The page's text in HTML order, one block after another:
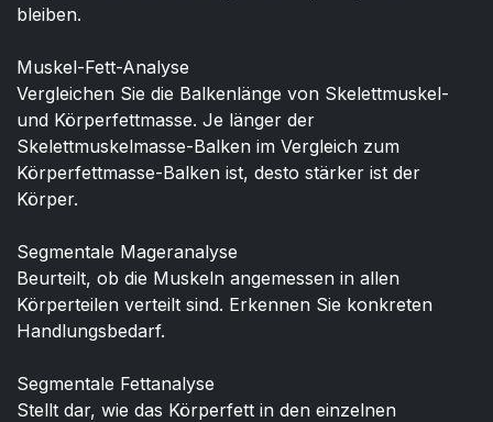
bleiben.
Muskel-Fett-Analyse
Vergleichen Sie die Balkenlänge von Skelettmuskel-
und Körperfettmasse. Je länger der
Skelettmuskelmasse-Balken im Vergleich zum
Körperfettmasse-Balken ist, desto stärker ist der
Körper.
Segmentale Mageranalyse
Beurteilt, ob die Muskeln angemessen in allen
Körperteilen verteilt sind. Erkennen Sie konkreten
Handlungsbedarf.
Segmentale Fettanalyse
Stellt dar, wie das Körperfett in den einzelnen